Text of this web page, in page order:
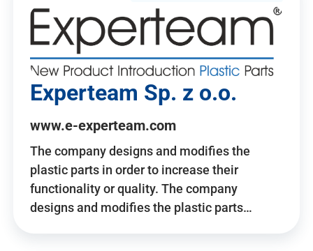
Experteam Sp. z o.o.
www.e-experteam.com
The company designs and modifies the
plastic parts in order to increase their
functionality or quality. The company
designs and modifies the plastic parts…